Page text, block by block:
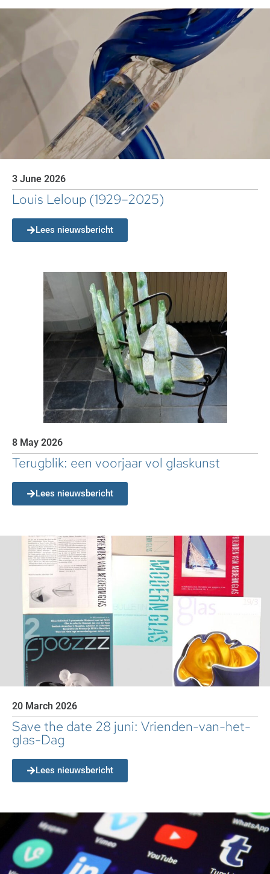
3 June 2026
Louis Leloup (1929–2025)
Lees nieuwsbericht
8 May 2026
Terugblik: een voorjaar vol glaskunst
Lees nieuwsbericht
20 March 2026
Save the date 28 juni: Vrienden-van-het-
glas-Dag
Lees nieuwsbericht